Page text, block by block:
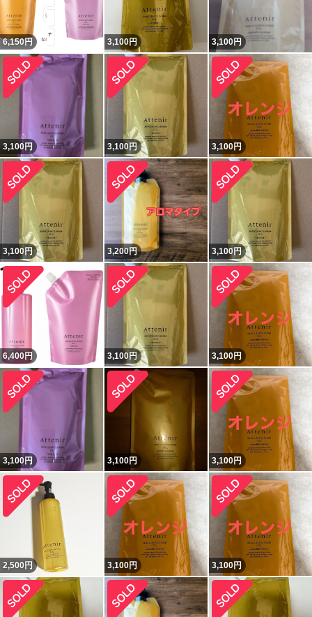
6,150円 3,100円 3,100円
3,100円 3,100円 3,100円
3,100円 3,200円 3,100円
6,400円 3,100円 3,100円
3,100円 3,100円 3,100円
2,500 円 3,100円 3,100円